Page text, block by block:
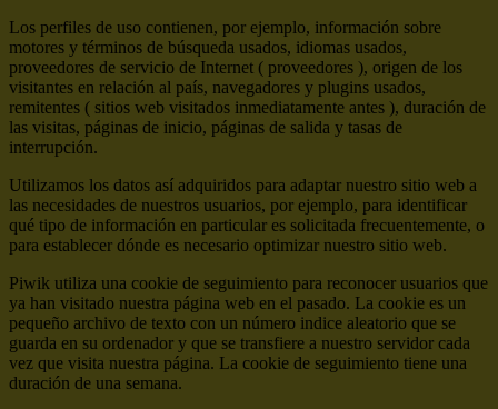
Los perfiles de uso contienen, por ejemplo, información sobre
motores y términos de búsqueda usados, idiomas usados,
proveedores de servicio de Internet ( proveedores ), origen de los
visitantes en relación al país, navegadores y plugins usados,
remitentes ( sitios web visitados inmediatamente antes ), duración de
las visitas, páginas de inicio, páginas de salida y tasas de
interrupción.
Utilizamos los datos así adquiridos para adaptar nuestro sitio web a
las necesidades de nuestros usuarios, por ejemplo, para identificar
qué tipo de información en particular es solicitada frecuentemente, o
para establecer dónde es necesario optimizar nuestro sitio web.
Piwik utiliza una cookie de seguimiento para reconocer usuarios que
ya han visitado nuestra página web en el pasado. La cookie es un
pequeño archivo de texto con un número indice aleatorio que se
guarda en su ordenador y que se transfiere a nuestro servidor cada
vez que visita nuestra página. La cookie de seguimiento tiene una
duración de una semana.